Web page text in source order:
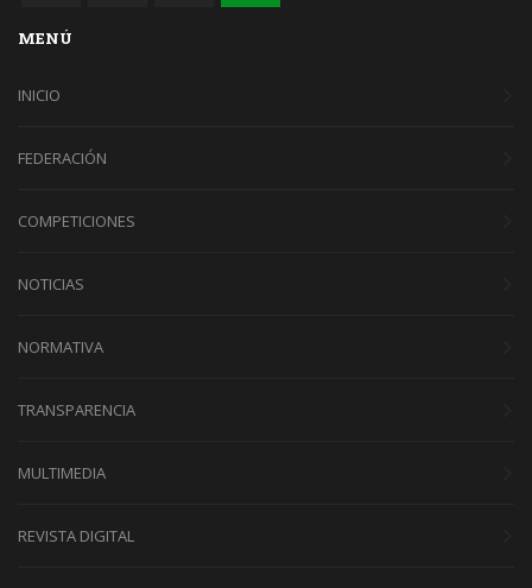
MENÚ
INICIO
FEDERACIÓN
COMPETICIONES
NOTICIAS
NORMATIVA
TRANSPARENCIA
MULTIMEDIA
REVISTA DIGITAL